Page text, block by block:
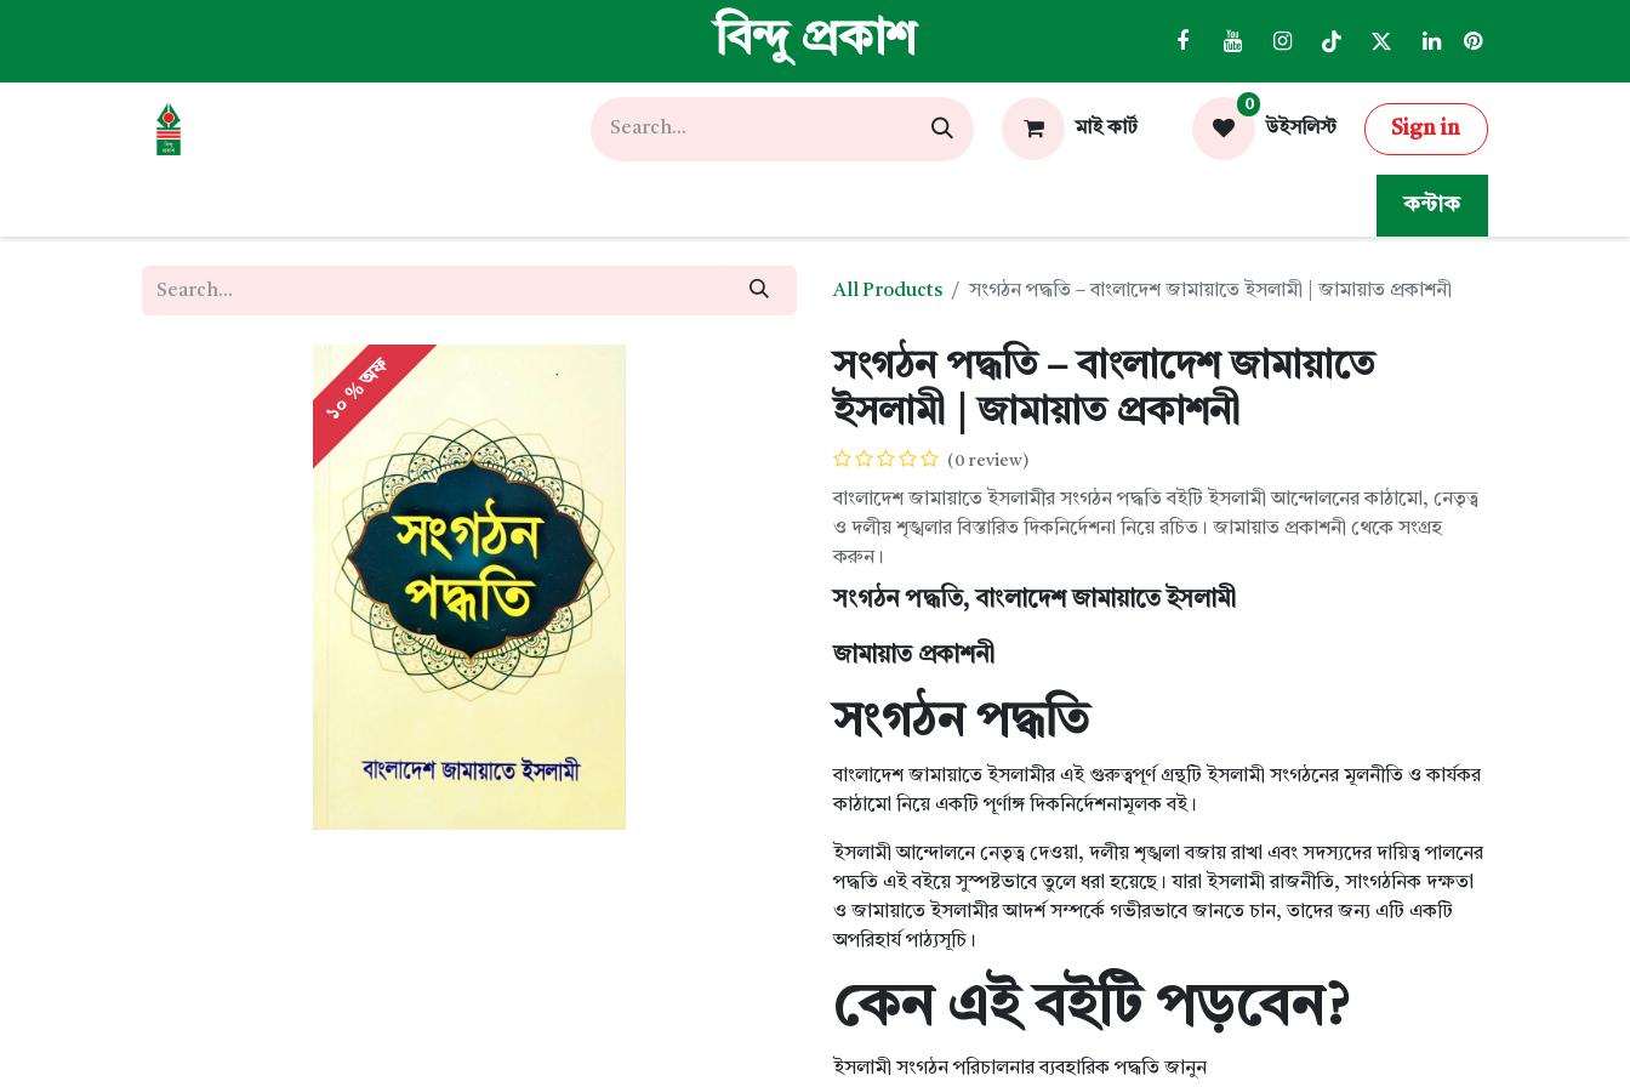
বিন্দু প্রকাশ
মাই কার্ট
0
উইসলিস্ট Sign in
কন্টাক
All Products সংগঠন পদ্ধতি – বাংলাদেশ জামায়াতে ইসলামী | জামায়াত প্রকাশনী
১০ % অফ
সংগঠন পদ্ধতি – বাংলাদেশ জামায়াতে
ইসলামী | জামায়াত প্রকাশনী
(0 review)
বাংলাদেশ জামায়াতে ইসলামীর সংগঠন পদ্ধতি বইটি ইসলামী আন্দোলনের কাঠামো, নেতৃত্ব
ও দলীয় শৃঙ্খলার বিস্তারিত দিকনির্দেশনা নিয়ে রচিত। জামায়াত প্রকাশনী থেকে সংগ্রহ
করুন।
সংগঠন পদ্ধতি, বাংলাদেশ জামায়াতে ইসলামী
জামায়াত প্রকাশনী
সংগঠন পদ্ধতি
বাংলাদেশ জামায়াতে ইসলামীর এই গুরুত্বপূর্ণ গ্রন্থটি ইসলামী সংগঠনের মূলনীতি ও কার্যকর
কাঠামো নিয়ে একটি পূর্ণাঙ্গ দিকনির্দেশনামূলক বই।
ইসলামী আন্দোলনে নেতৃত্ব দেওয়া, দলীয় শৃঙ্খলা বজায় রাখা এবং সদস্যদের দায়িত্ব পালনের
পদ্ধতি এই বইয়ে সুস্পষ্টভাবে তুলে ধরা হয়েছে। যারা ইসলামী রাজনীতি, সাংগঠনিক দক্ষতা
ও জামায়াতে ইসলামীর আদর্শ সম্পর্কে গভীরভাবে জানতে চান, তাদের জন্য এটি একটি
অপরিহার্য পাঠ্যসূচি।
কেন এই বইটি পড়বেন?
ইসলামী সংগঠন পরিচালনার ব্যবহারিক পদ্ধতি জানুন